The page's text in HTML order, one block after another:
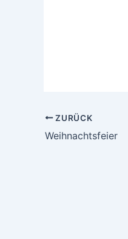
ZURÜCK
Weihnachtsfeier